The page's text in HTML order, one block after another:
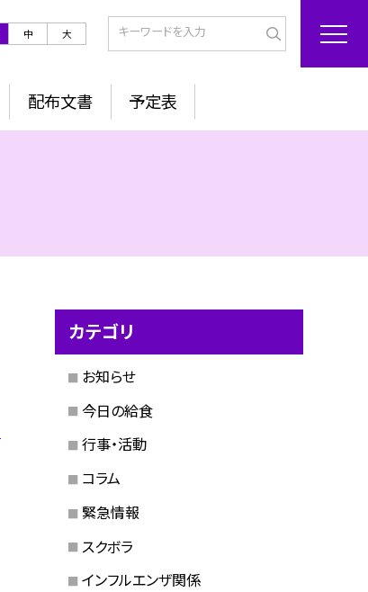
中 大
配布文書 予定表
カテゴリ
お知らせ
今日の給食
行事・活動
コラム
緊急情報
スクボラ
インフルエンザ関係